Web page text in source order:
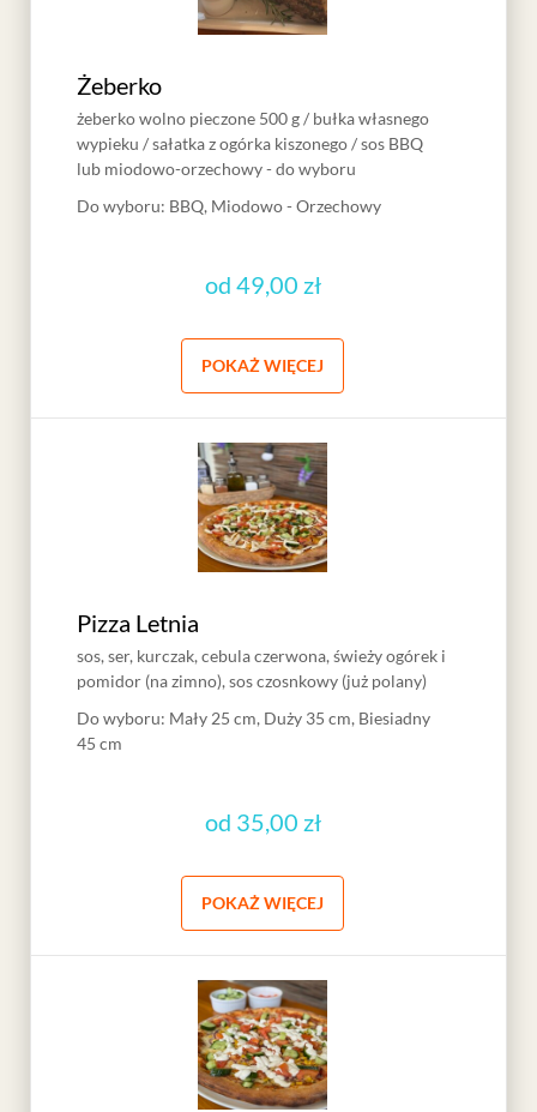
Żeberko
żeberko wolno pieczone 500 g / bułka własnego
wypieku / sałatka z ogórka kiszonego / sos BBQ
lub miodowo-orzechowy - do wyboru
Do wyboru: BBQ, Miodowo - Orzechowy
od 49,00 zł
POKAŻ WIĘCEJ
Pizza Letnia
sos, ser, kurczak, cebula czerwona, świeży ogórek i
pomidor (na zimno), sos czosnkowy (już polany)
Do wyboru: Mały 25 cm, Duży 35 cm, Biesiadny
45 cm
od 35,00 zł
POKAŻ WIĘCEJ